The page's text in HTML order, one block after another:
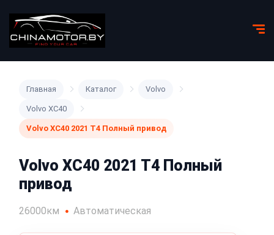
Главная Каталог Volvo
Volvo XC40
Volvo XC40 2021 T4 Полный привод
Volvo XC40 2021 T4 Полный
привод
26000км Автоматическая